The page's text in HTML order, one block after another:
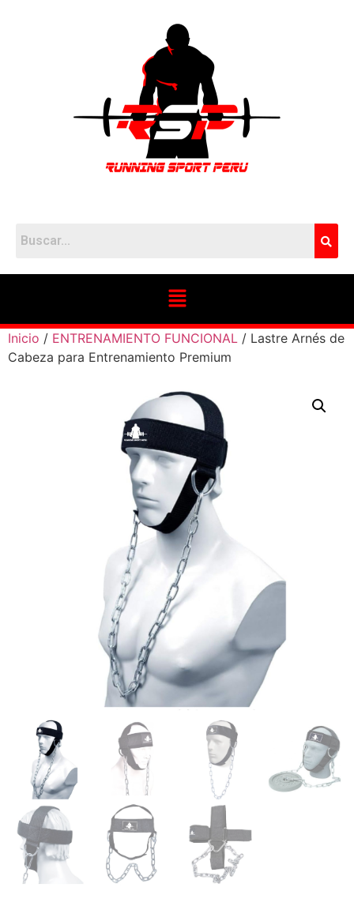
Inicio / ENTRENAMIENTO FUNCIONAL / Lastre Arnés de
Cabeza para Entrenamiento Premium